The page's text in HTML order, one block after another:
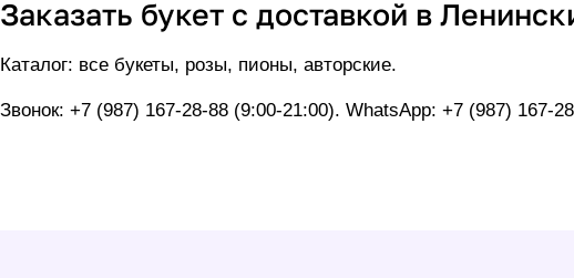
Заказать букет с доставкой в
Каталог: все букеты, розы, пионы, авторские.
Звонок: +7 (987) 167-28-88 (9:00-21:00). WhatsApp: +7 (987) 167-